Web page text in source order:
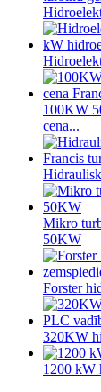
100KW
cena...
Mikro
50KW
Forster
320KW
1200 kW